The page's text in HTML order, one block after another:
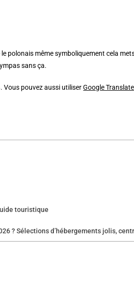
polonais même symboliquement cela
sans ça.
Vous pouvez aussi utiliserGoogle Translate
touristique
? Sélections d’hébergements jolis,